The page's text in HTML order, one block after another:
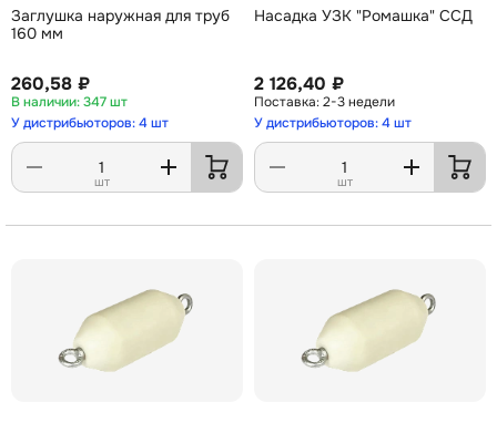
Заглушка наружная для труб
160 мм
260,58 ₽
347 шт
У дистрибьюторов: 4 шт
шт
Насадка УЗК "Ромашка" ССД
2 126,40 ₽
2-3 недели
У дистрибьюторов: 4 шт
шт